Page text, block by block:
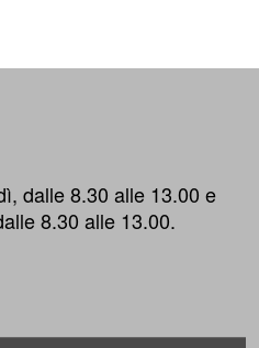
dalle 8.30 alle 13.00 e
8.30 alle 13.00.